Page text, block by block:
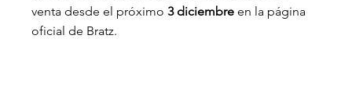
venta desde el próximo 3 diciembre en la página
oficial de Bratz.